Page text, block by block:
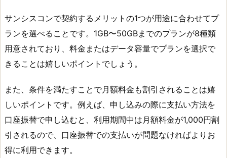
サンシスコンで契約するメリットの1つが用途に合わせてプ
ランを選べることです。1GB〜50GBまでのプランが8種類
用意されており、料金またはデータ容量でプランを選択で
きることは嬉しいポイントでしょう。
また、条件を満たすことで月額料金も割引されることは嬉
しいポイントです。例えば、申し込みの際に支払い方法を
口座振替で申し込むと、利用期間中は月額料金が1,000円割
引されるので、口座振替での支払いが問題なければよりお
得に利用できます。